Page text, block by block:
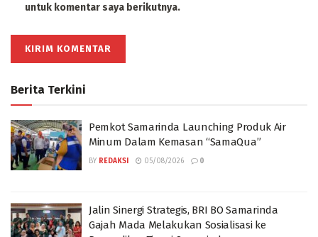
untuk komentar saya berikutnya.
Berita Terkini
Pemkot Samarinda Launching Produk Air
Minum Dalam Kemasan “SamaQua”
BY REDAKSI 05/08/2026 0
Jalin Sinergi Strategis, BRI BO Samarinda
Gajah Mada Melakukan Sosialisasi ke